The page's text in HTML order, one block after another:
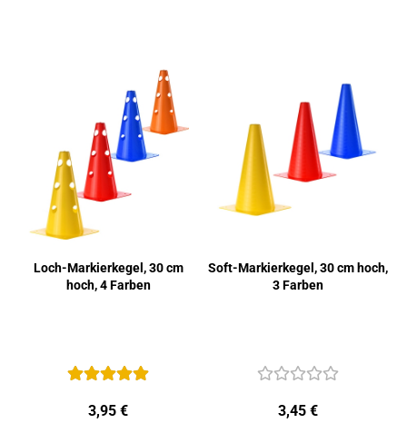
Loch-​Mar­kier­ke­gel, 30 cm
hoch, 4 Far­ben
3,95 €
Soft-​Mar­kier­ke­gel, 30 cm hoch,
3 Far­ben
3,45 €